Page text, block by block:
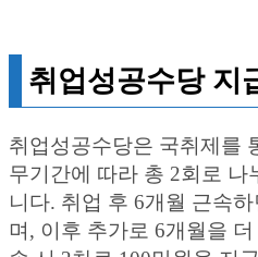
취업성공수당 지
취업성공수당은 국취제를
무기간에 따라 총 2회로 나
니다. 취업 후 6개월 근속
며, 이후 추가로 6개월을